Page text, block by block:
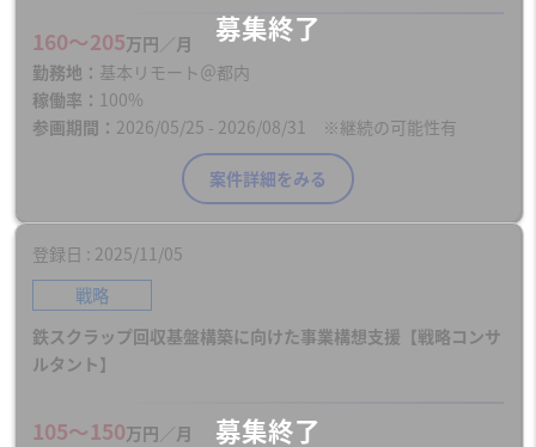
160〜205万円／月
勤務地
基本リモート＠都内
稼働率
100%
参画期間
2026/05/25 - 2026/08/31 ※継続の可能性有
案件詳細をみる
登録日 2025/11/05
戦略
鉄スクラップ回収基盤構築に向けた事業構想支援【戦略コンサ
ルタント】
105〜150万円／月